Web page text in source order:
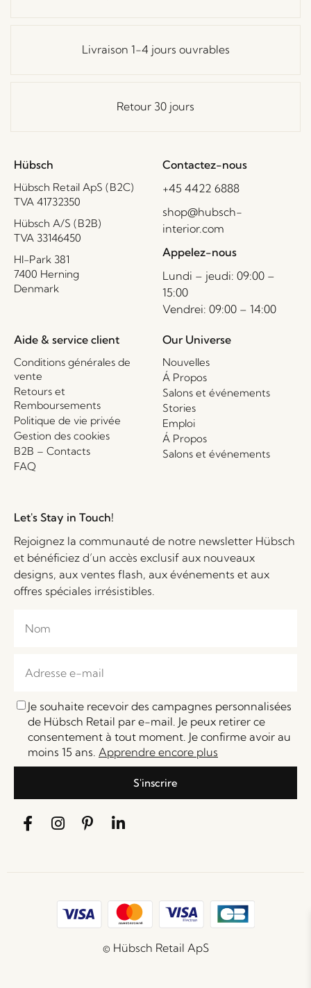
Livraison 1-4 jours ouvrables
Retour 30 jours
Hübsch
Hübsch Retail ApS (B2C)
TVA 41732350
Hübsch A/S (B2B)
TVA 33146450
HI-Park 381
7400 Herning
Denmark
Contactez-nous
+45 4422 6888
shop@hubsch-
interior.com
Appelez-nous
Lundi – jeudi: 09:00 –
15:00
Vendrei: 09:00 – 14:00
Aide & service client
Conditions générales de
vente
Retours et
Remboursements
Politique de vie privée
Gestion des cookies
B2B – Contacts
FAQ
Our Universe
Nouvelles
Á Propos
Salons et événements
Stories
Emploi
Á Propos
Salons et événements
Let's Stay in Touch!
Rejoignez la communauté de notre newsletter Hübsch
et bénéficiez d’un accès exclusif aux nouveaux
designs, aux ventes flash, aux événements et aux
offres spéciales irrésistibles.
Je souhaite recevoir des campagnes personnalisées
de Hübsch Retail par e-mail. Je peux retirer ce
consentement à tout moment. Je confirme avoir au
moins 15 ans. Apprendre encore plus
S'inscrire
© Hübsch Retail ApS